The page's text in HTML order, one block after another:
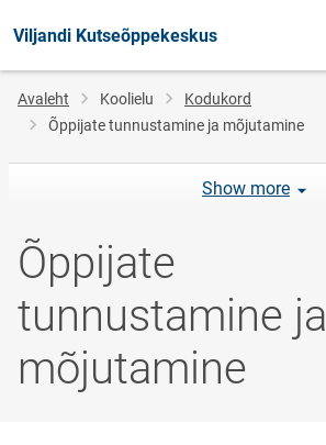
Viljandi Kutseõppekeskus
Jälglink
Avaleht Koolielu
Kodukord
Õppijate tunnustamine ja mõjutamine
Õppijate
tunnustamine ja
mõjutamine
Show more